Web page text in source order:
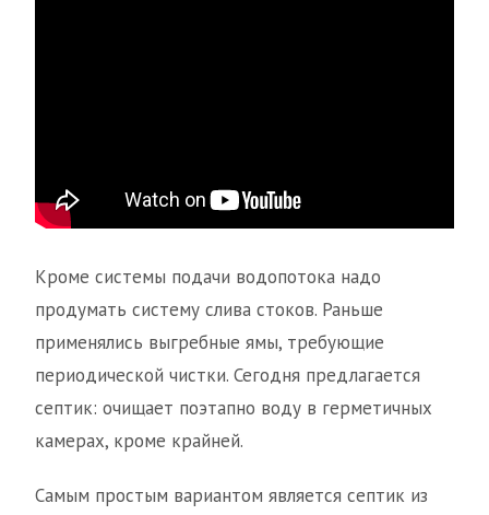
Кроме системы подачи водопотока надо
продумать систему слива стоков. Раньше
применялись выгребные ямы, требующие
периодической чистки. Сегодня предлагается
септик: очищает поэтапно воду в герметичных
камерах, кроме крайней.
Самым простым вариантом является септик из